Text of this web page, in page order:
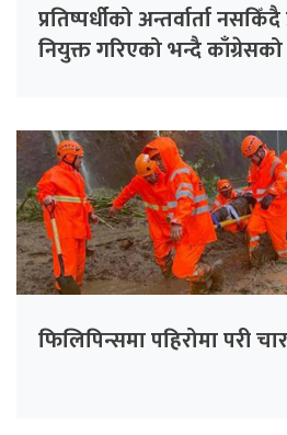
प्रतिष्पर्धीको अन्तर्वार्ता
नियुक्त गरिएको भन्दै
फिलिपिन्समा पहिरोमा परी